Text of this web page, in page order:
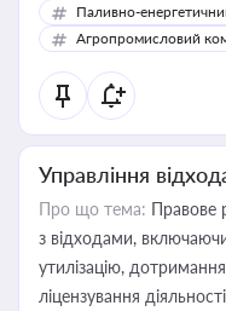
Паливно-
Агропромисловий
Управління
Про що тема: Правове
з відходами,
утилізацію,
ліцензування діяльності